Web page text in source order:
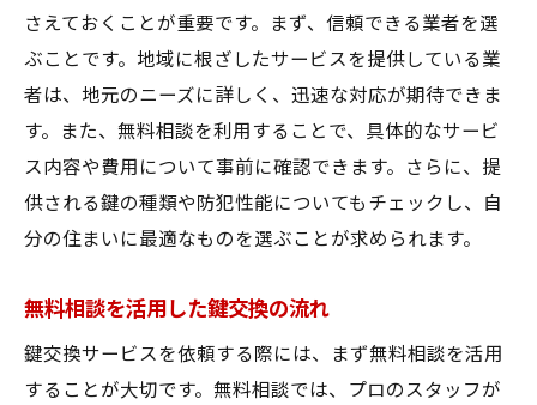
サンリペアの信頼と実績
鍵交換サービスで選ばれるポイント
大和郡山市の住民からの評判と口コミ
サンリペアの鍵交換の流れと特徴
他社と比較してわかるサンリペアの強み
信頼の鍵交換サービスで得られる安心感
化しよう
鍵交換サービスで防犯対策を強化する
さえておくことが重要です。まず、信頼できる業者を選
ぶことです。地域に根ざしたサービスを提供している業
者は、地元のニーズに詳しく、迅速な対応が期待できま
す。また、無料相談を利用することで、具体的なサービ
ス内容や費用について事前に確認できます。さらに、提
供される鍵の種類や防犯性能についてもチェックし、自
分の住まいに最適なものを選ぶことが求められます。
無料相談を活用した鍵交換の流れ
鍵交換サービスを依頼する際には、まず無料相談を活用
することが大切です。無料相談では、プロのスタッフが